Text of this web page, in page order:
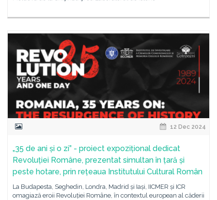
12 Dec 2024
„35 de ani și o zi” - proiect expozițional dedicat
Revoluției Române, prezentat simultan în țară și
peste hotare, prin rețeaua Institutului Cultural Român
La Budapesta, Seghedin, Londra, Madrid și Iași, IICMER și ICR
omagiază eroii Revoluției Române, în contextul european al căderii